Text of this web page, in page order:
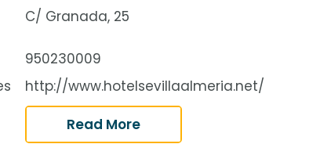
C/ Granada, 25
950230009
http://www.hotelsevillaalmeria.net/
Read More